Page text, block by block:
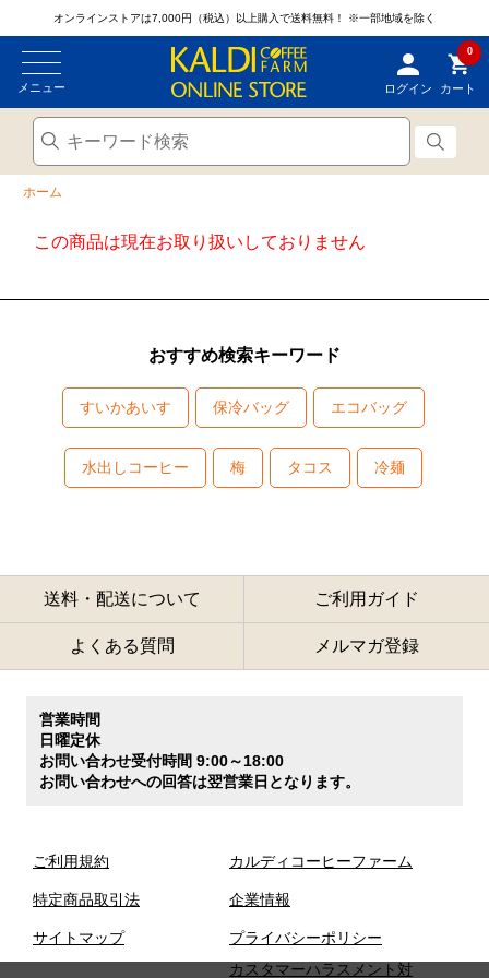
オンラインストアは7,000円（税込）以上購入で送料無料！ ※一部地域を除く
メニュー ログイン
0
カート
ホーム
この商品は現在お取り扱いしておりません
おすすめ検索キーワード
すいかあいす 保冷バッグ エコバッグ
水出しコーヒー 梅 タコス 冷麺
送料・配送について ご利用ガイド
よくある質問 メルマガ登録
営業時間
日曜定休
お問い合わせ受付時間 9:00～18:00
お問い合わせへの回答は翌営業日となります。
ご利用規約
特定商品取引法
サイトマップ
カルディコーヒーファーム
企業情報
プライバシーポリシー
カスタマーハラスメント対